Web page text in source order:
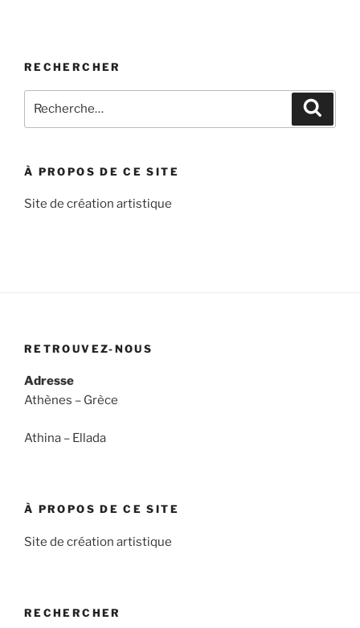
RECHERCHER
pour
À PROPOS DE CE SITE
Site de création artistique
RETROUVEZ-NOUS
Adresse
Athènes – Grèce
Athina – Ellada
À PROPOS DE CE SITE
Site de création artistique
RECHERCHER